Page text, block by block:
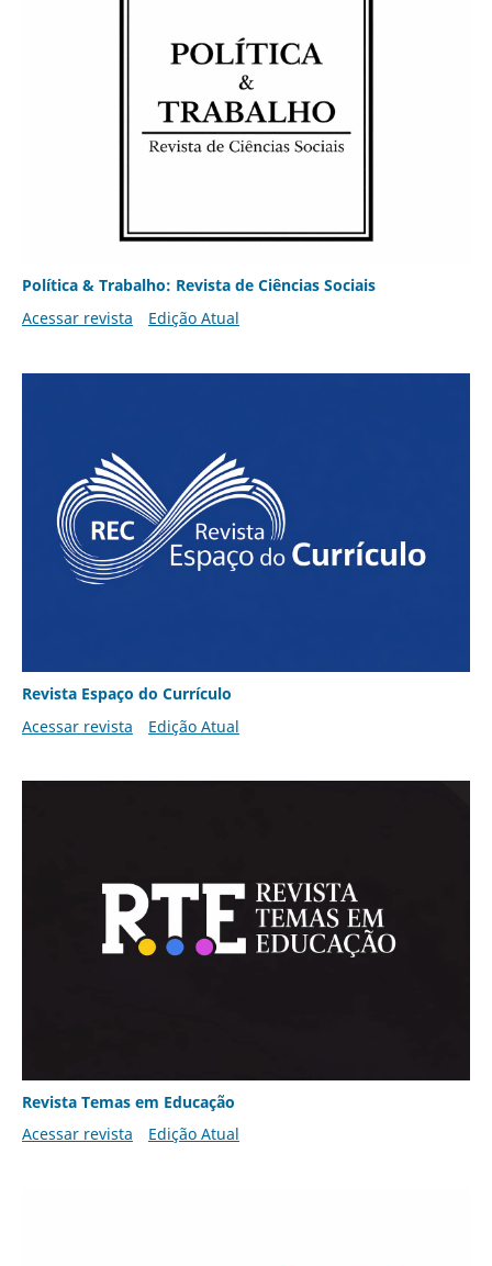
Política & Trabalho: Revista de Ciências Sociais
Acessar revista
Edição Atual
Revista Espaço do Currículo
Acessar revista
Edição Atual
Revista Temas em Educação
Acessar revista
Edição Atual